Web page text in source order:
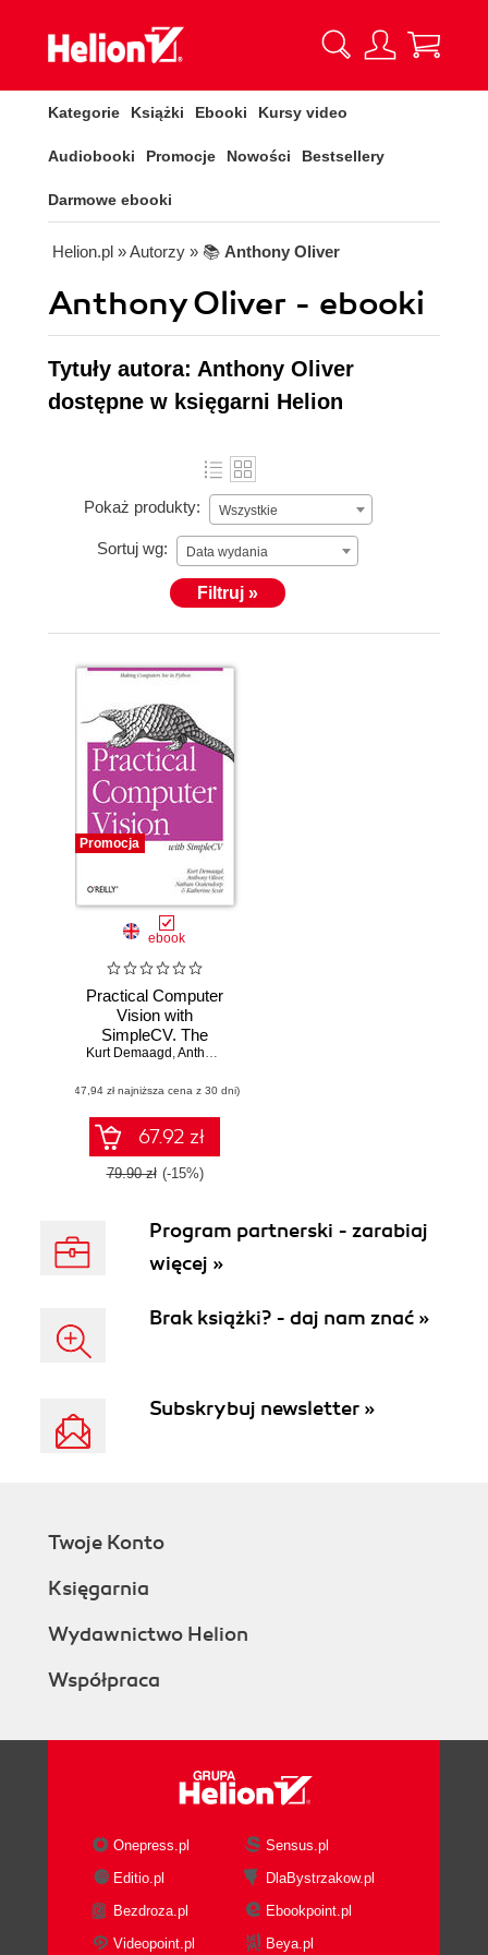
Kategorie Książki Ebooki Kursy video
Audiobooki Promocje Nowości Bestsellery
Darmowe ebooki
Helion.pl » Autorzy » 📚 Anthony Oliver
Anthony Oliver - ebooki
Tytuły autora: Anthony Oliver
dostępne w księgarni Helion
Pokaż produkty: Wszystkie
Sortuj wg: Data wydania
Filtruj »
Promocja
ebook
Practical Computer
Vision with
SimpleCV. The
Simple Way to
See
Kurt Demaagd ,Anthony Oliver
(47,94 zł najniższa cena z 30 dni)
67.92 zł
79.90 zł (-15%)
Program partnerski - zarabiaj
więcej »
Brak książki? - daj nam znać »
Subskrybuj newsletter »
Twoje Konto
Księgarnia
Wydawnictwo Helion
Współpraca
Onepress.pl
Sensus.pl
Editio.pl
DlaBystrzakow.pl
Bezdroza.pl
Ebookpoint.pl
Videopoint.pl
Beya.pl